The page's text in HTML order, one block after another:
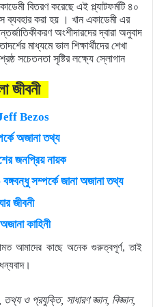
বিতরণ করেছে এই প্ল্যাটফর্মটি ৪০
ব্যবহার করা হয় । খান একাডেমী এর
অংশীদারদের দ্বারা অনুবাদ
মাধ্যমে ভাল শিক্ষার্থীদের শেখা
সচেতনতা সৃষ্টির লক্ষ্যে স্লোগান
জীবনী
Jeff Bezos
অজানা তথ্য
জনপ্রিয় নায়ক
সম্পর্কে জানা অজানা তথ্য
জীবনী
কাহিনী
আমাদের কাছে অনেক গুরুত্বপূর্ণ, তাই
তথ্য ও প্রযুক্তি, সাধারণ জ্ঞান, বিজ্ঞান,